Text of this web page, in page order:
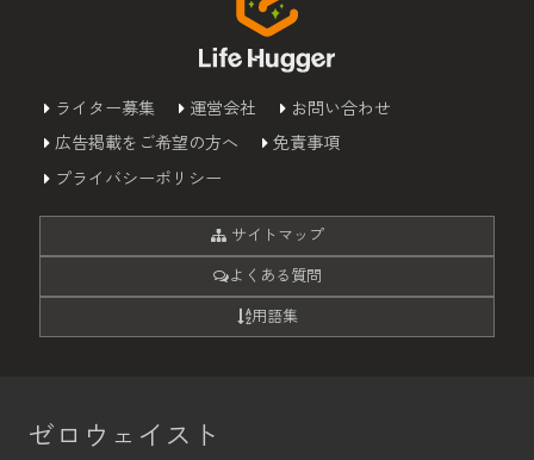
ライター募集 運営会社
お問い合わせ
広告掲載をご希望の方へ
免責事項
プライバシーポリシー
サイトマップ
よくある質問
用語集
ゼロウェイスト